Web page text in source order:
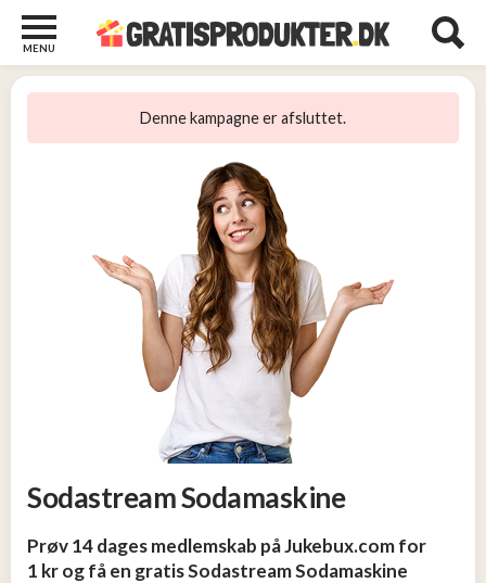
MENU
Denne kampagne er afsluttet.
Sodastream Sodamaskine
Prøv 14 dages medlemskab på Jukebux.com for
1 kr og få en gratis Sodastream Sodamaskine
Børn
Underholdning
Undertøj
og
2